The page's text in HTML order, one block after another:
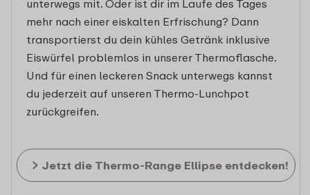
unterwegs mit. Oder ist dir im Laufe des Tages
mehr nach einer eiskalten Erfrischung? Dann
transportierst du dein kühles Getränk inklusive
Eiswürfel problemlos in unserer Thermoflasche.
Und für einen leckeren Snack unterwegs kannst
du jederzeit auf unseren Thermo-Lunchpot
zurückgreifen.
Jetzt die Thermo-Range Ellipse entdecken!